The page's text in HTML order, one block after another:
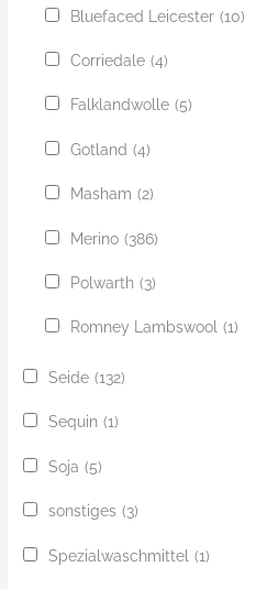
Bluefaced Leicester (10)
Corriedale (4)
Falklandwolle (5)
Gotland (4)
Masham (2)
Merino (386)
Polwarth (3)
Romney Lambswool (1)
Seide (132)
Sequin (1)
Soja (5)
sonstiges (3)
Spezialwaschmittel (1)